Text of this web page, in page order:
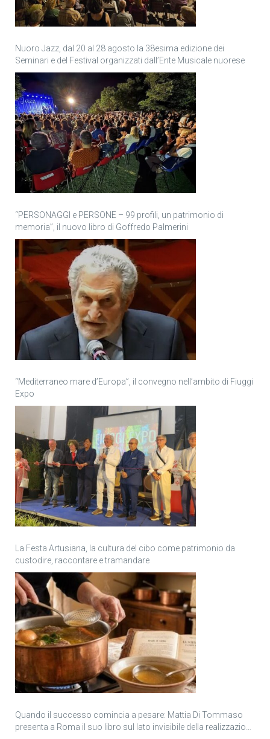
Nuoro Jazz, dal 20 al 28 agosto la 38esima edizione dei
Seminari e del Festival organizzati dall’Ente Musicale nuorese
“PERSONAGGI e PERSONE – 99 profili, un patrimonio di
memoria”, il nuovo libro di Goffredo Palmerini
“Mediterraneo mare d’Europa”, il convegno nell’ambito di Fiuggi
Expo
La Festa Artusiana, la cultura del cibo come patrimonio da
custodire, raccontare e tramandare
Quando il successo comincia a pesare: Mattia Di Tommaso
presenta a Roma il suo libro sul lato invisibile della realizzazione